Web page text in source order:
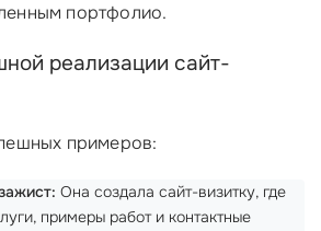
портфолио.
реализации сайт-
примеров:
Она создала сайт-визитку, где
примеры работ и контактные